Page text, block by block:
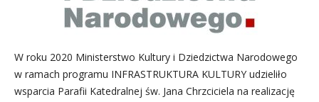
W roku 2020 Ministerstwo Kultury i Dziedzictwa Narodowego
w ramach programu INFRASTRUKTURA KULTURY udzieliło
wsparcia Parafii Katedralnej św. Jana Chrzciciela na realizację